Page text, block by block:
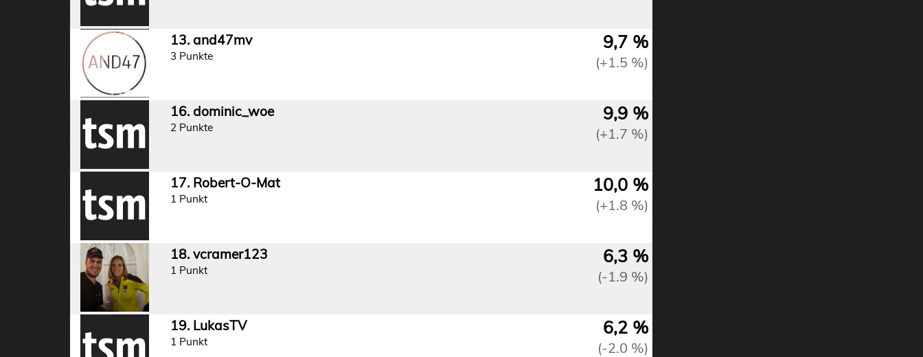
13. and47mv
3 Punkte
9,7 %
(+1.5 %)
16. dominic_woe
2 Punkte
9,9 %
(+1.7 %)
17. Robert-O-Mat
1 Punkt
10,0 %
(+1.8 %)
18. vcramer123
1 Punkt
6,3 %
(-1.9 %)
19. LukasTV
1 Punkt
6,2 %
(-2.0 %)